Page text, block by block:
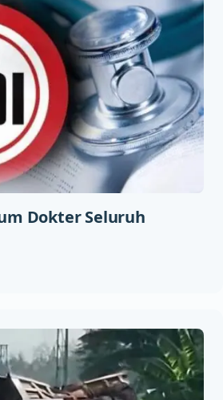
Dokter Seluruh